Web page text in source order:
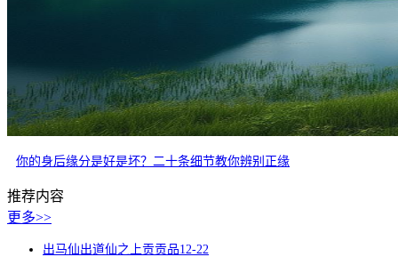
你的身后缘分是好是坏？二十条细节教你辨别正缘
推荐内容
更多>>
出马仙出道仙之上贡贡品12-22